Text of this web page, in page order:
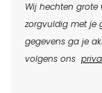
Wij hechten
zorgvuldig met je
gegevens ga je
volgens ons